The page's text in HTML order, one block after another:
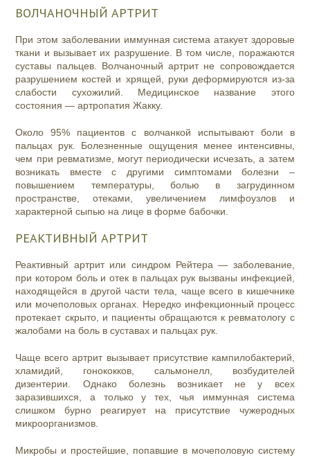
ВОЛЧАНОЧНЫЙ АРТРИТ
При этом заболевании иммунная система атакует здоровые
ткани и вызывает их разрушение. В том числе, поражаются
суставы пальцев. Волчаночный артрит не сопровождается
разрушением костей и хрящей, руки деформируются из-за
слабости сухожилий. Медицинское название этого
состояния — артропатия Жакку.
Около 95% пациентов с волчанкой испытывают боли в
пальцах рук. Болезненные ощущения менее интенсивны,
чем при ревматизме, могут периодически исчезать, а затем
возникать вместе с другими симптомами болезни –
повышением температуры, болью в загрудинном
пространстве, отеками, увеличением лимфоузлов и
характерной сыпью на лице в форме бабочки.
РЕАКТИВНЫЙ АРТРИТ
Реактивный артрит или синдром Рейтера — заболевание,
при котором боль и отек в пальцах рук вызваны инфекцией,
находящейся в другой части тела, чаще всего в кишечнике
или мочеполовых органах. Нередко инфекционный процесс
протекает скрыто, и пациенты обращаются к ревматологу с
жалобами на боль в суставах и пальцах рук.
Чаще всего артрит вызывает присутствие кампилобактерий,
хламидий, гонококков, сальмонелл, возбудителей
дизентерии. Однако болезнь возникает не у всех
заразившихся, а только у тех, чья иммунная система
слишком бурно реагирует на присутствие чужеродных
микроорганизмов.
Микробы и простейшие, попавшие в мочеполовую систему